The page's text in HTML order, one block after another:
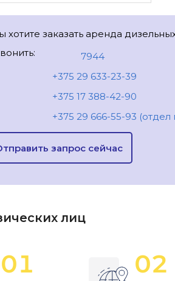
хотите заказать аренда
7944
+375 29 633-23-39
+375 17 388-42-90
+375 29 666-55-93
запрос сейчас
лиц
01 02